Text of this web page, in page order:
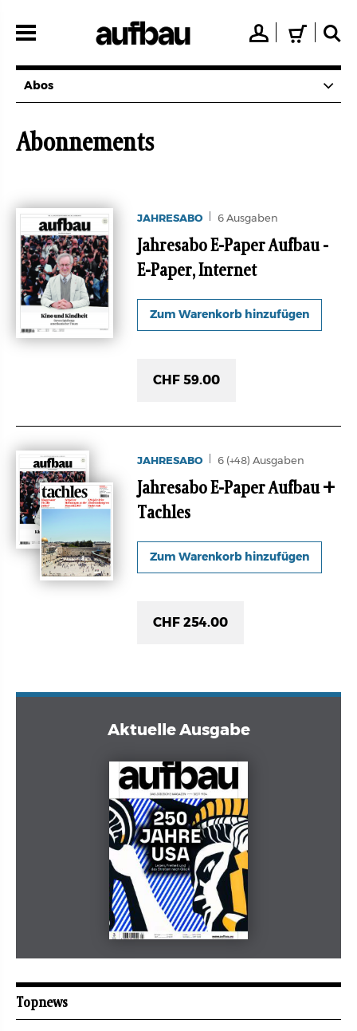
zum
👤 🛒 🔍
Abos
Abonnements
JAHRESABO 6 Ausgaben
Jahresabo E-Paper Aufbau -
E-Paper, Internet
CHF 59.00
JAHRESABO 6 (+48) Ausgaben
Jahresabo E-Paper Aufbau +
Tachles
CHF 254.00
Aktuelle Ausgabe
aufbau
Topnews